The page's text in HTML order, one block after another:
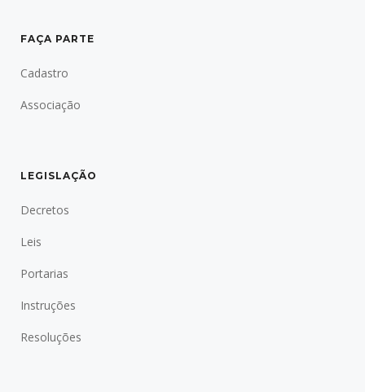
FAÇA PARTE
Cadastro
Associação
LEGISLAÇÃO
Decretos
Leis
Portarias
Instruções
Resoluções